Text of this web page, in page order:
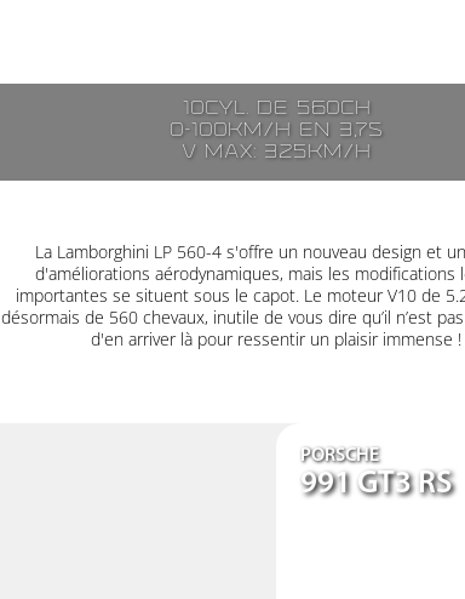
10cyl. de 560ch
0-100km/h en 3,7s
V max: 325km/h
La Lamborghini LP 560-4 s'offre un nouveau design et
d'améliorations aérodynamiques, mais les modifications
importantes se situent sous le capot. Le moteur V10 de
désormais de 560 chevaux, inutile de vous dire qu’il n’est
d'en arriver là pour ressentir un plaisir immense !
PORSCHE
991 GT3 RS